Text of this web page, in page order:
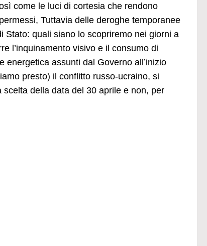
come le luci di cortesia che rendono
Tuttavia delle deroghe temporanee
Stato: quali siano lo scopriremo nei giorni a
l’inquinamento visivo e il consumo di
energetica assunti dal Governo all’inizio
presto) il conflitto russo-ucraino, si
della data del 30 aprile e non, per